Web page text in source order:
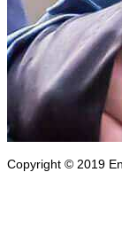
Copyright © 2019